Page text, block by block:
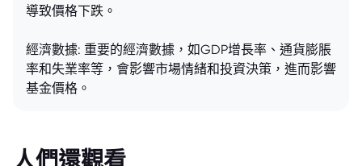
導致價格下跌。
經濟數據: 重要的經濟數據，如GDP增長率、通貨膨脹
率和失業率等，會影響市場情緒和投資決策，進而影響
基金價格。
人們還觀看